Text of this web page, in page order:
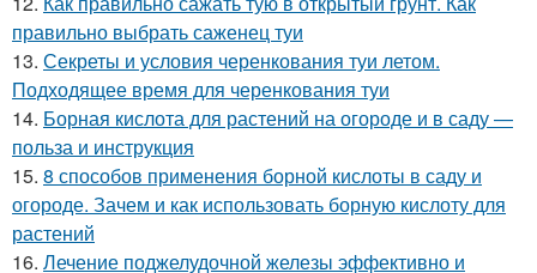
правильно выбрать саженец туи
13. Секреты и условия черенкования туи летом.
Подходящее время для черенкования туи
14. Борная кислота для растений на огороде и в саду —
польза и инструкция
15. 8 способов применения борной кислоты в саду и
огороде. Зачем и как использовать борную кислоту для
растений
16. Лечение поджелудочной железы эффективно и